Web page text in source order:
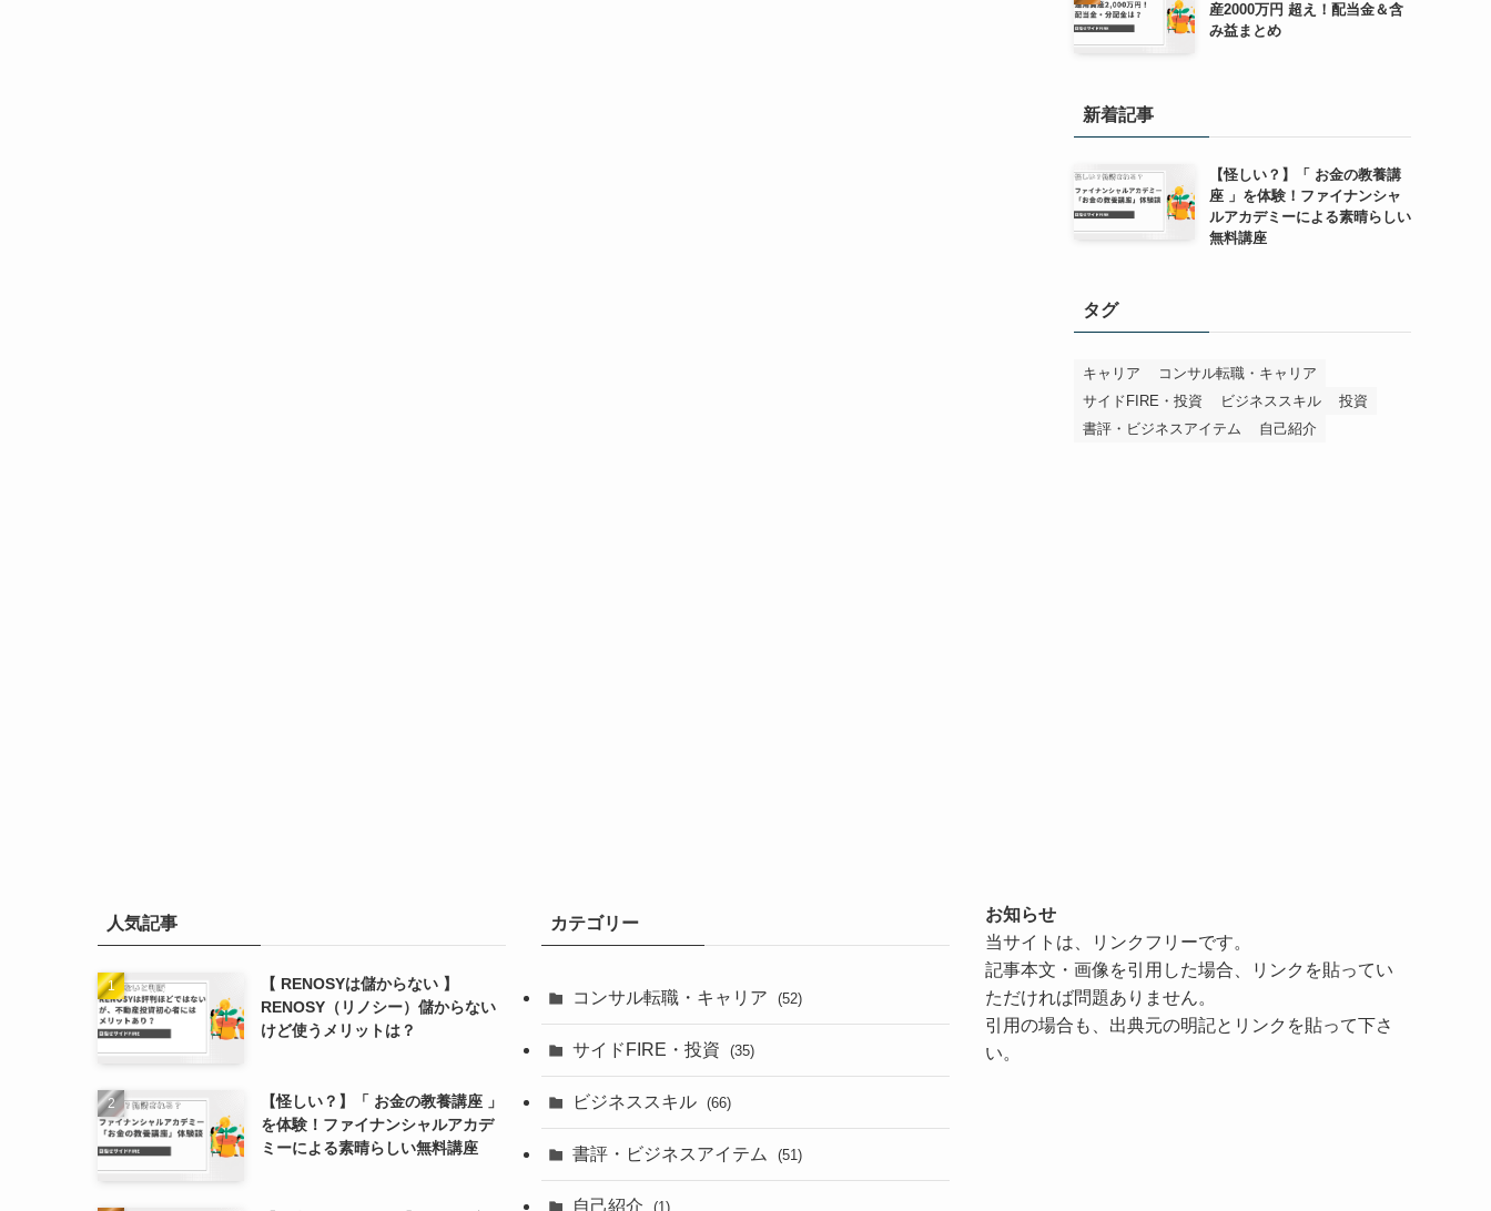
産2000万円 超え！配当金＆含
み益まとめ
新着記事
【怪しい？】「 お金の教養講
座 」を体験！ファイナンシャ
ルアカデミーによる素晴らしい
無料講座
タグ
キャリア
コンサル転職・キャリア
サイドFIRE・投資
ビジネススキル
投資
書評・ビジネスアイテム
自己紹介
人気記事
【 RENOSYは儲からない 】
RENOSY（リノシー）儲からない
けど使うメリットは？
【怪しい？】「 お金の教養講座 」
を体験！ファイナンシャルアカデ
ミーによる素晴らしい無料講座
カテゴリー
コンサル転職・キャリア (52)
サイドFIRE・投資 (35)
ビジネススキル (66)
書評・ビジネスアイテム (51)
自己紹介 (1)
お知らせ
当サイトは、リンクフリーです。
記事本文・画像を引用した場合、リンクを貼ってい
ただければ問題ありません。
引用の場合も、出典元の明記とリンクを貼って下さ
い。